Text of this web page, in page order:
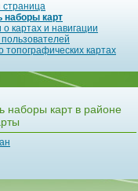
страница
наборы карт
о картах и навигации
топографических картах
наборы карт в районе